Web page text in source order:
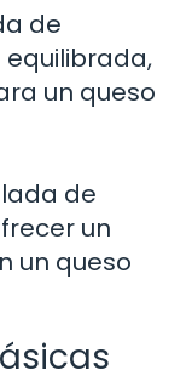
de
equilibrada,
un queso
de
un
un queso